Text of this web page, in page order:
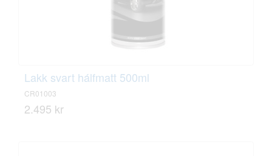
Lakk svart hálfmatt 500ml
CR01003
2.495 kr